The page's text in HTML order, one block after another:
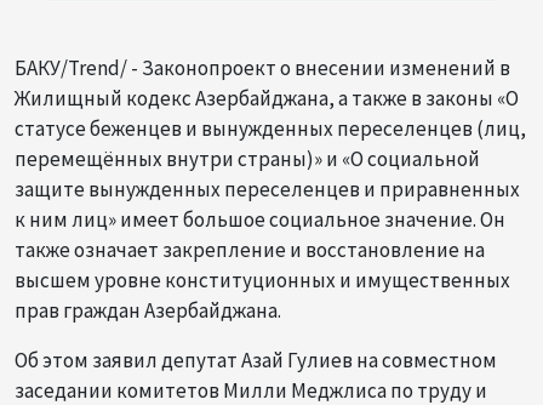
БАКУ/Trend/ - Законопроект о внесении изменений в
Жилищный кодекс Азербайджана, а также в законы «О
статусе беженцев и вынужденных переселенцев (лиц,
перемещённых внутри страны)» и «О социальной
защите вынужденных переселенцев и приравненных
к ним лиц» имеет большое социальное значение. Он
также означает закрепление и восстановление на
высшем уровне конституционных и имущественных
прав граждан Азербайджана.
Об этом заявил депутат Азай Гулиев на совместном
заседании комитетов Милли Меджлиса по труду и